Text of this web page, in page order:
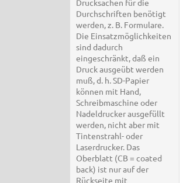
Drucksachen für die
Durchschriften benötigt
werden, z. B. Formulare.
Die Einsatzmöglichkeiten
sind dadurch
eingeschränkt, daß ein
Druck ausgeübt werden
muß, d. h. SD-Papier
können mit Hand,
Schreibmaschine oder
Nadeldrucker ausgefüllt
werden, nicht aber mit
Tintenstrahl- oder
Laserdrucker. Das
Oberblatt (CB = coated
back) ist nur auf der
Rückseite mit